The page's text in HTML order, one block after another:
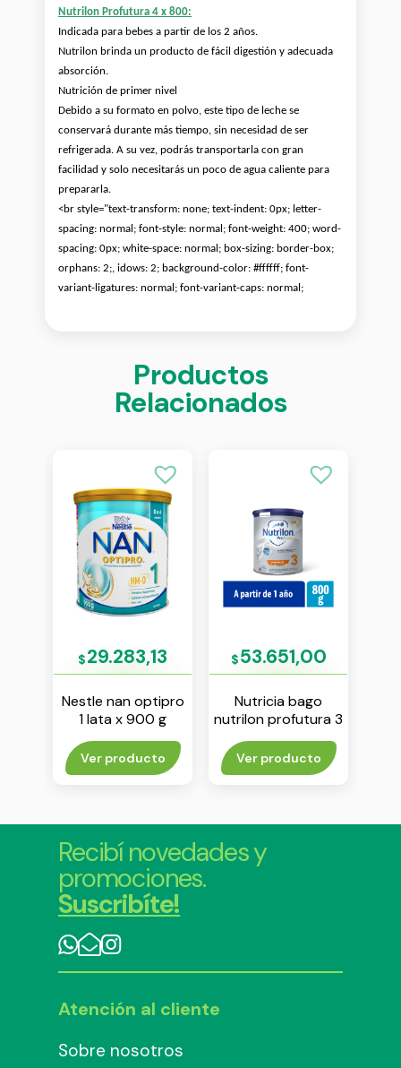
Nutrilon Profutura 4 x 800:
Indicada para bebes a partir de los 2 años.
Nutrilon brinda un producto de fácil digestión y adecuada
absorción.
Nutrición de primer nivel
Debido a su formato en polvo, este tipo de leche se
conservará durante más tiempo, sin necesidad de ser
refrigerada. A su vez, podrás transportarla con gran
facilidad y solo necesitarás un poco de agua caliente para
prepararla.
<br style="text-transform: none; text-indent: 0px; letter-
spacing: normal; font-style: normal; font-weight: 400; word-
spacing: 0px; white-space: normal; box-sizing: border-box;
orphans: 2;, idows: 2; background-color: #ffffff; font-
variant-ligatures: normal; font-variant-caps: normal;
Productos
Relacionados
$29.283,13
Nestle nan optipro
1 lata x 900 g
Ver producto
$53.651,00
Nutricia bago
nutrilon profutura 3
lata x 800 g
Ver producto
Recibí novedades y
promociones.
Suscribíte!
Atención al cliente
Sobre nosotros